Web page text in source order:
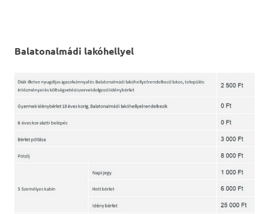
Balatonalmádi lakóhellyel